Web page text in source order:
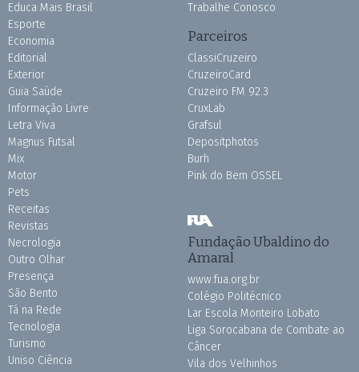
Educa Mais Brasil
Esporte
Economia
Editorial
Exterior
Guia Saúde
Informação Livre
Letra Viva
Magnus Futsal
Mix
Motor
Pets
Receitas
Revistas
Necrologia
Outro Olhar
Presença
São Bento
Tá na Rede
Tecnologia
Turismo
Uniso Ciência
Trabalhe Conosco
Parceiros
ClassiCruzeiro
CruzeiroCard
Cruzeiro FM 92.3
CruxLab
Grafsul
Depositphotos
Burh
Pink do Bem OSSEL
Fundação Ubaldino do
Amaral
www.fua.org.br
Colégio Politécnico
Lar Escola Monteiro Lobato
Liga Sorocabana de Combate ao
Câncer
Vila dos Velhinhos